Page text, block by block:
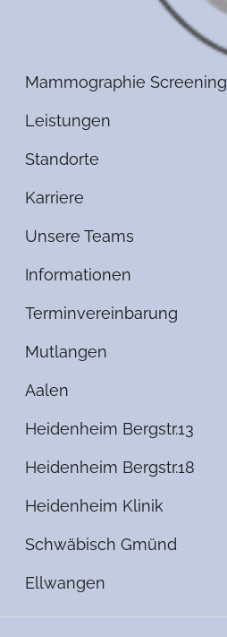
Mammographie Screening
Leistungen
Standorte
Karriere
Unsere Teams
Informationen
Terminvereinbarung
Mutlangen
Aalen
Heidenheim Bergstr.13
Heidenheim Bergstr.18
Heidenheim Klinik
Schwäbisch Gmünd
Ellwangen